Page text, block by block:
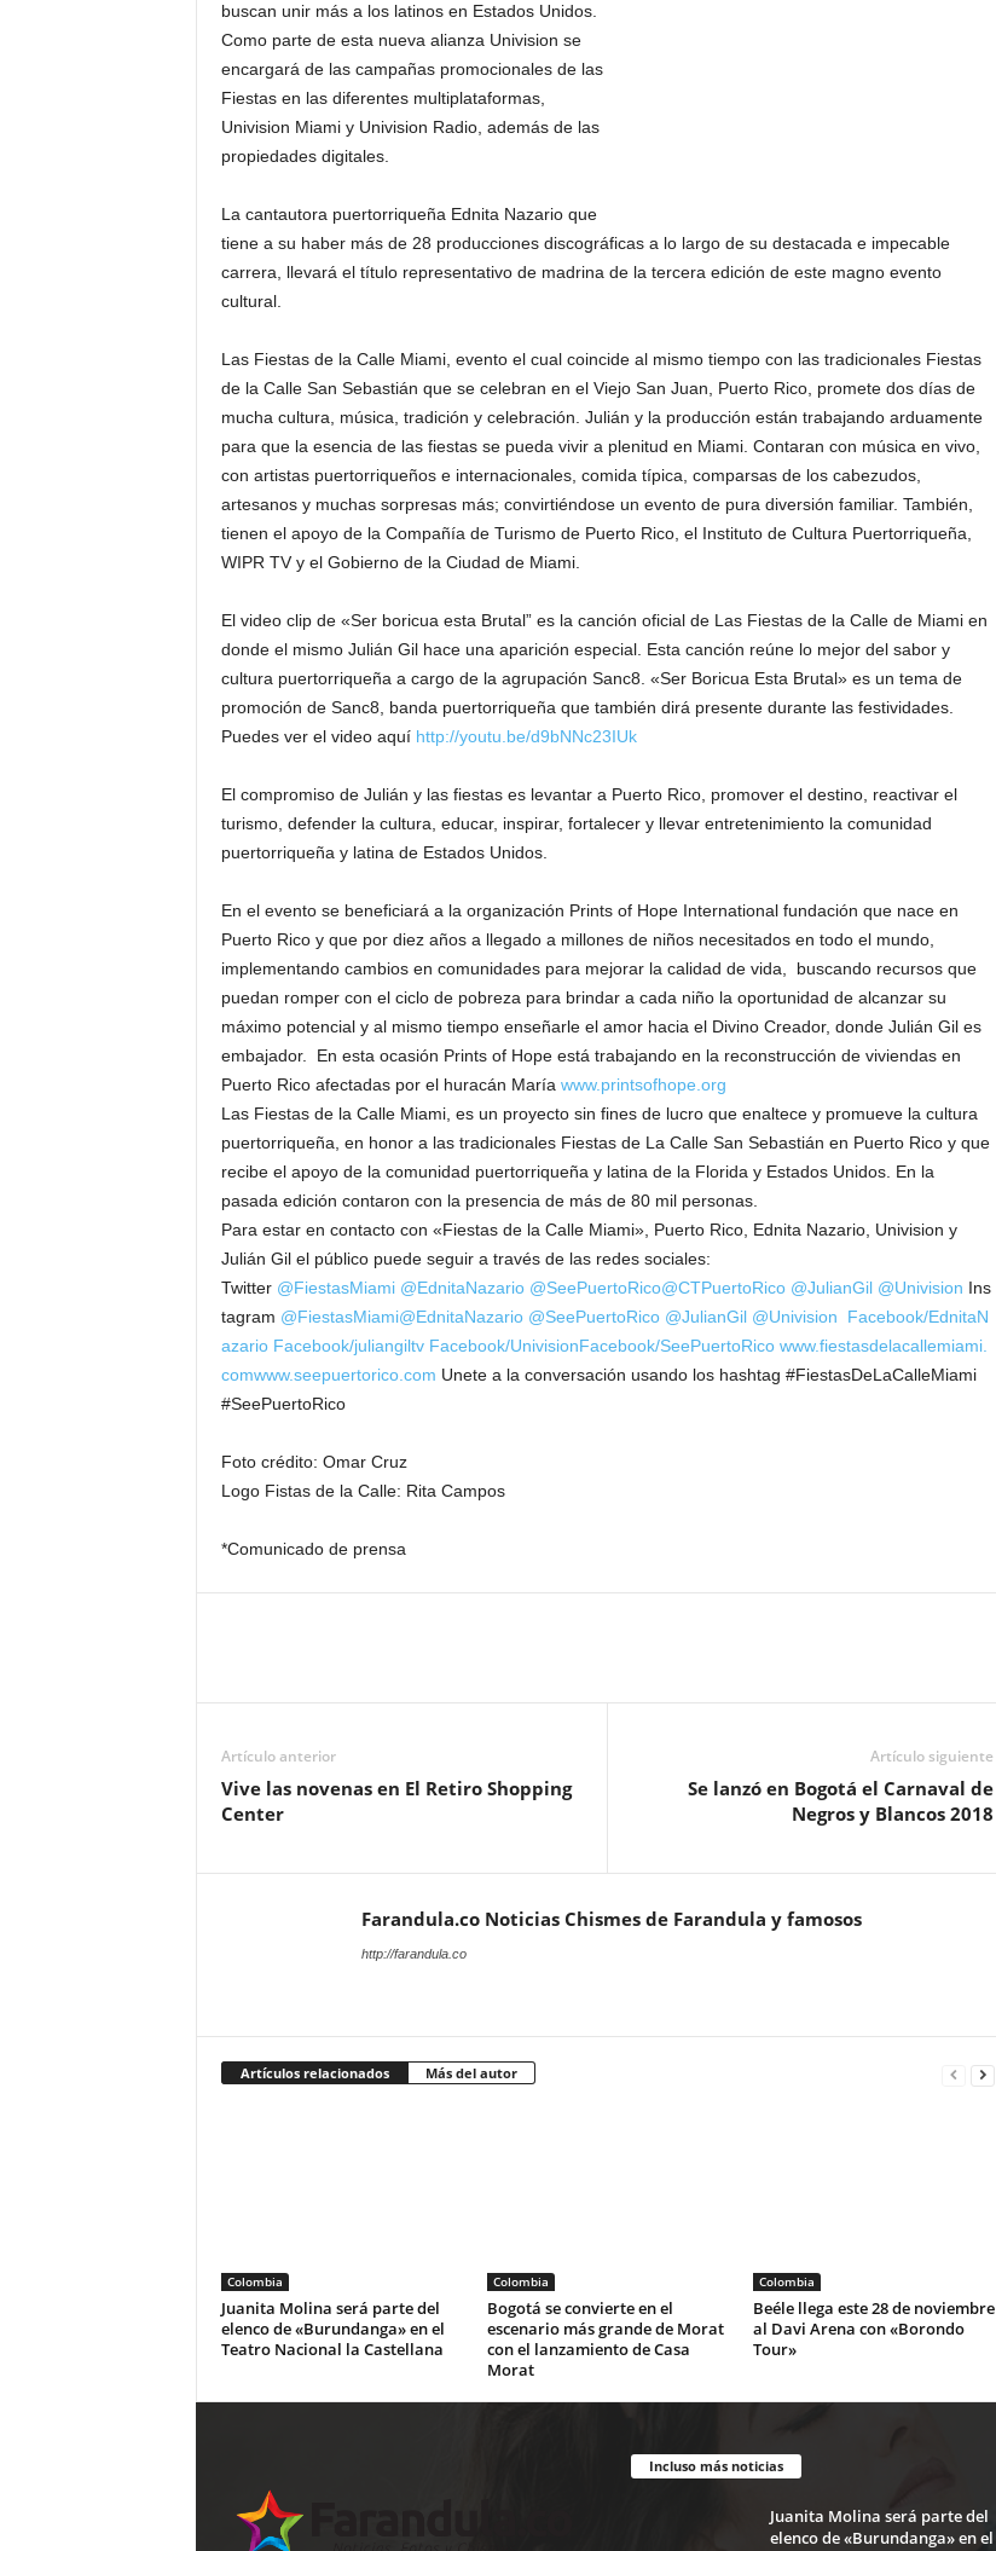
buscan unir más a los latinos en Estados Unidos.
Como parte de esta nueva alianza Univision se
encargará de las campañas promocionales de las
Fiestas en las diferentes multiplataformas,
Univision Miami y Univision Radio, además de las
propiedades digitales.
La cantautora puertorriqueña Ednita Nazario que
tiene a su haber más de 28 producciones discográficas a lo largo de su destacada e impecable
carrera, llevará el título representativo de madrina de la tercera edición de este magno evento
cultural.
Las Fiestas de la Calle Miami, evento el cual coincide al mismo tiempo con las tradicionales Fiestas
de la Calle San Sebastián que se celebran en el Viejo San Juan, Puerto Rico, promete dos días de
mucha cultura, música, tradición y celebración. Julián y la producción están trabajando arduamente
para que la esencia de las fiestas se pueda vivir a plenitud en Miami. Contaran con música en vivo,
con artistas puertorriqueños e internacionales, comida típica, comparsas de los cabezudos,
artesanos y muchas sorpresas más; convirtiéndose un evento de pura diversión familiar. También,
tienen el apoyo de la Compañía de Turismo de Puerto Rico, el Instituto de Cultura Puertorriqueña,
WIPR TV y el Gobierno de la Ciudad de Miami.
El video clip de «Ser boricua esta Brutal” es la canción oficial de Las Fiestas de la Calle de Miami en
donde el mismo Julián Gil hace una aparición especial. Esta canción reúne lo mejor del sabor y
cultura puertorriqueña a cargo de la agrupación Sanc8. «Ser Boricua Esta Brutal» es un tema de
promoción de Sanc8, banda puertorriqueña que también dirá presente durante las festividades.
Puedes ver el video aquí http://youtu.be/d9bNNc23IUk
El compromiso de Julián y las fiestas es levantar a Puerto Rico, promover el destino, reactivar el
turismo, defender la cultura, educar, inspirar, fortalecer y llevar entretenimiento la comunidad
puertorriqueña y latina de Estados Unidos.
En el evento se beneficiará a la organización Prints of Hope International fundación que nace en
Puerto Rico y que por diez años a llegado a millones de niños necesitados en todo el mundo,
implementando cambios en comunidades para mejorar la calidad de vida, buscando recursos que
puedan romper con el ciclo de pobreza para brindar a cada niño la oportunidad de alcanzar su
máximo potencial y al mismo tiempo enseñarle el amor hacia el Divino Creador, donde Julián Gil es
embajador. En esta ocasión Prints of Hope está trabajando en la reconstrucción de viviendas en
Puerto Rico afectadas por el huracán María www.printsofhope.org
Las Fiestas de la Calle Miami, es un proyecto sin fines de lucro que enaltece y promueve la cultura
puertorriqueña, en honor a las tradicionales Fiestas de La Calle San Sebastián en Puerto Rico y que
recibe el apoyo de la comunidad puertorriqueña y latina de la Florida y Estados Unidos. En la
pasada edición contaron con la presencia de más de 80 mil personas.
Para estar en contacto con «Fiestas de la Calle Miami», Puerto Rico, Ednita Nazario, Univision y
Julián Gil el público puede seguir a través de las redes sociales:
Twitter @FiestasMiami @EdnitaNazario @SeePuertoRico@CTPuertoRico @JulianGil @Univision Ins
tagram @FiestasMiami@EdnitaNazario @SeePuertoRico @JulianGil @Univision
Facebook/EdnitaN
azario Facebook/juliangiltv Facebook/UnivisionFacebook/SeePuertoRico www.fiestasdelacallemiami.
comwww.seepuertorico.com Unete a la conversación usando los hashtag #FiestasDeLaCalleMiami
#SeePuertoRico
Foto crédito: Omar Cruz
Logo Fistas de la Calle: Rita Campos
*Comunicado de prensa
Artículo anterior
Vive las novenas en El Retiro Shopping
Center
Artículo siguiente
Se lanzó en Bogotá el Carnaval de
Negros y Blancos 2018
Farandula.co Noticias Chismes de Farandula y famosos
http://farandula.co
Artículos relacionados Más del autor
Colombia
Juanita Molina será parte del
elenco de «Burundanga» en el
Teatro Nacional la Castellana
Colombia
Bogotá se convierte en el
escenario más grande de Morat
con el lanzamiento de Casa
Morat
Colombia
Beéle llega este 28 de noviembre
al Davi Arena con «Borondo
Tour»
Incluso más noticias
Juanita Molina será parte del
elenco de «Burundanga» en el